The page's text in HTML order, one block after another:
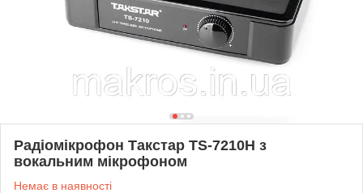
Радіомікрофон Такстар ТS-7210H з
вокальним мікрофоном
Немає в наявності